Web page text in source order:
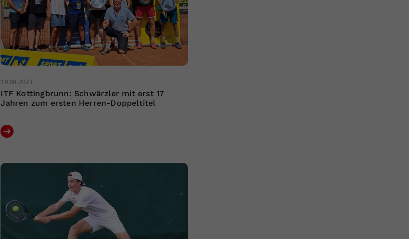
19.08.2023
ITF Kottingbrunn: Schwärzler mit erst 17
Jahren zum ersten Herren-Doppeltitel